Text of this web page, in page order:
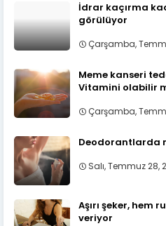
İdrar kaçırma
görülüyor
Çarşamba,
Meme kanseri
Vitamini olabilir
Çarşamba,
Deodorantlarda
Salı, Temmuz 28,
Aşırı şeker, hem
veriyor